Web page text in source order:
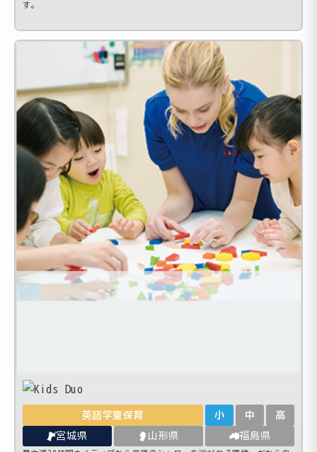
す。
英語学童保育 小 中 高
宮城県 山形県 福島県